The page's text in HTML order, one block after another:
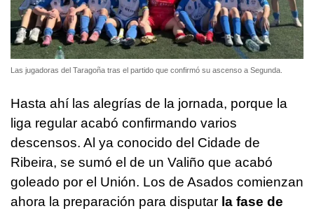
Las jugadoras del Taragoña tras el partido que confirmó su ascenso a Segunda.
Hasta ahí las alegrías de la jornada, porque la
liga regular acabó confirmando varios
descensos. Al ya conocido del Cidade de
Ribeira, se sumó el de un Valiño que acabó
goleado por el Unión. Los de Asados comienzan
ahora la preparación para disputar la fase de